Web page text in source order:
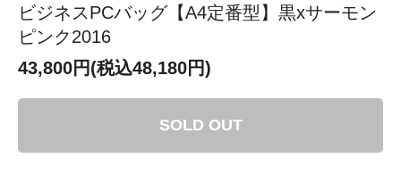
ビジネスPCバッグ【A4定番型】黒xサーモン
ピンク2016
43,800円(税込48,180円)
SOLD OUT